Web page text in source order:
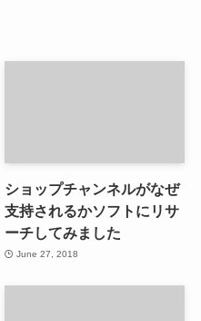
ショップチャンネルがなぜ
支持されるかソフトにリサ
ーチしてみました
June 27, 2018